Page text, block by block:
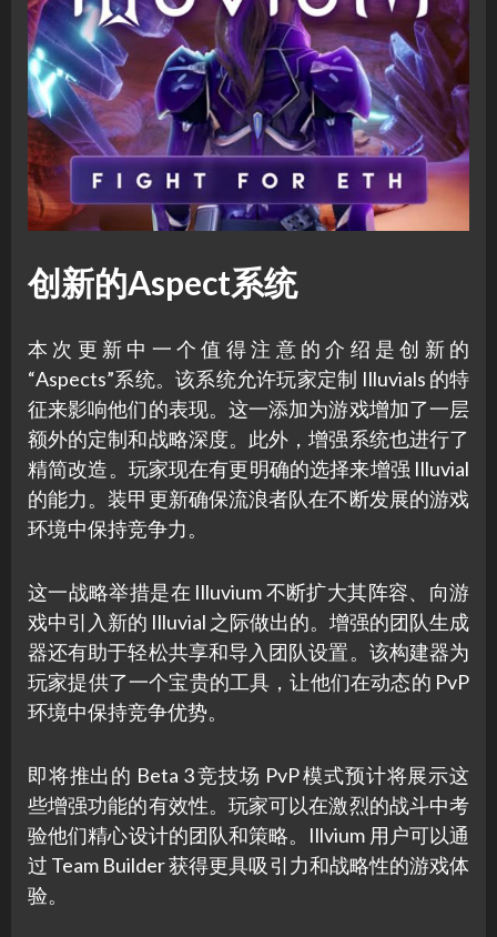
创新的Aspect系统
本次更新中一个值得注意的介绍是创新的
“Aspects”系统。该系统允许玩家定制 Illuvials 的特
征来影响他们的表现。这一添加为游戏增加了一层
额外的定制和战略深度。此外，增强系统也进行了
精简改造。玩家现在有更明确的选择来增强 Illuvial
的能力。装甲更新确保流浪者队在不断发展的游戏
环境中保持竞争力。
这一战略举措是在 Illuvium 不断扩大其阵容、向游
戏中引入新的 Illuvial 之际做出的。增强的团队生成
器还有助于轻松共享和导入团队设置。该构建器为
玩家提供了一个宝贵的工具，让他们在动态的 PvP
环境中保持竞争优势。
即将推出的 Beta 3 竞技场 PvP 模式预计将展示这
些增强功能的有效性。玩家可以在激烈的战斗中考
验他们精心设计的团队和策略。Illvium 用户可以通
过 Team Builder 获得更具吸引力和战略性的游戏体
验。